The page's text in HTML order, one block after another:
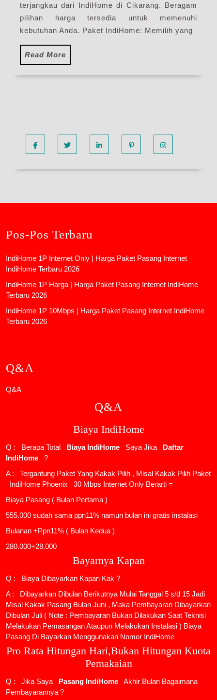
terjangkau dari IndiHome di Cikarang. Beragam
pilihan harga tersedia untuk memenuhi
kebutuhan Anda. Paket IndiHome: Memilih yang
Read More
More
Pos-Pos Terbaru
IndiHome 1P Internet Only | Harga Paket Pasang Internet
IndiHome Terbaru 2026
IndiHome 1P Harga | Harga Paket Pasang Internet IndiHome
Terbaru 2026
IndiHome 1P 10Mbps | Harga Paket Pasang Internet IndiHome
Terbaru 2026
Q&A
Q&A
Q&A
Biaya IndiHome
Q : Berapa Total Biaya IndiHome Saya Jika
Daftar
IndiHome
?
A : Tergantung Paket Yang Kakak Pilih , Misal Kakak Pilih Paket
IndiHome Phoenix
30 Mbps Internet Only Berarti =
Biaya Pasang ( Bulan Pertama )
555.000 sudah sama ppn11% namun bulan ini gratis instalasi
Bulanan +Ppn11% ( Bulan Kedua )
280.000+28.000
Bayarnya Kapan
Q : Biaya Dibayarkan Kapan Kak ?
A : Dibayarkan Dibulan Berikutnya Mulai Tanggal 5 s/d 15 Jadi
Misal Kakak Pasang Bulan Juni , Maka Pembayaran Dibayarkan
Dibulan Juli ( Note : Pembayaran Bukan Dilakukan Saat Teknisi
Melakukan Pemasangan Ataupun Melakukan Instalasi ) Biaya
Pasang Di Bayarkan Menggunakan Nomor IndiHome
Pro Rata Hitungan Hari,Bukan Hitungan Kuota
Pemakaian
Q : Jika Saya Pasang IndiHome
Akhir Bulan Bagaimana
Pembayarannya ?